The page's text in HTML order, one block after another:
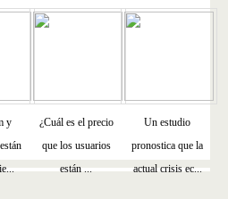
y
¿Cuál es el precio
que los usuarios
están ...
Un estudio
pronostica que la
actual crisis ec...